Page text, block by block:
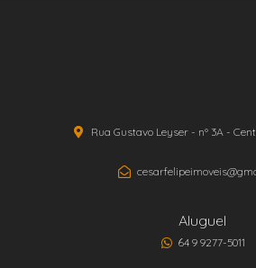
Rua Gustavo Leyser - nº 3A -
Aluguel
64 9 9277-5011